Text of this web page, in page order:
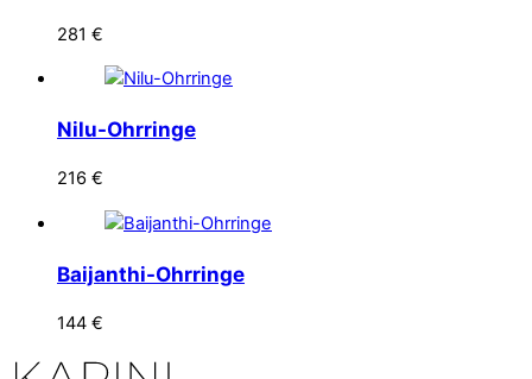
281 €
Nilu-Ohrringe
216 €
Baijanthi-Ohrringe
144 €